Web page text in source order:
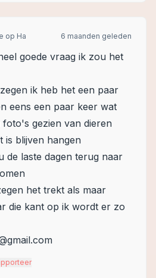
op Ha 6 maanden geleden
goede vraag ik zou het
ik heb het een paar
eens een paar keer wat
foto's gezien van dieren
is blijven hangen
de laste dagen terug naar
het trekt als maar
die kant op ik wordt er zo